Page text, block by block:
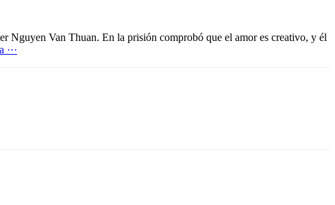
Nguyen Van Thuan. En la prisión comprobó que el amor es creativo, y él
···